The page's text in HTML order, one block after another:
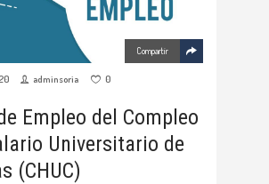
Compartir
adminsoria 0
Empleo del Compleo
Universitario de
(CHUC)